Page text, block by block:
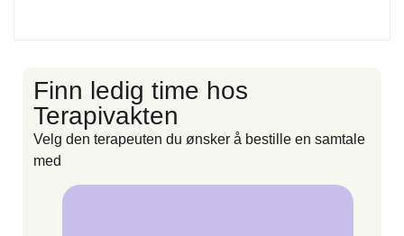
Finn ledig time hos
Terapivakten
Velg den terapeuten du ønsker å bestille en samtale
med